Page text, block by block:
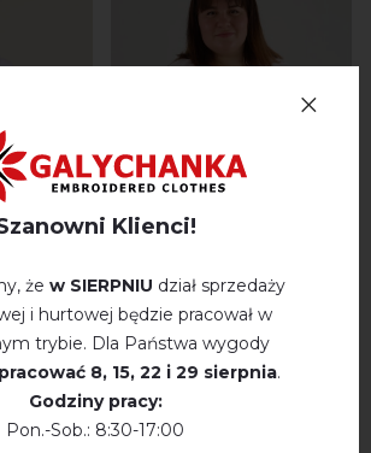
z
Agata (biały)
na stanie
Klienci!
że w SIERPNIU dział sprzedaży
i hurtowej będzie pracował w
trybie. Dla Państwa wygody
pracować 8, 15, 22 і 29 sierpnia.
Godziny pracy:
Pon.-Sob.: 8:30-17:00